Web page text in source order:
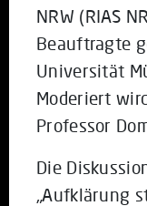
NRW (RIAS
Beauftragte
Universität
Moderiert
Professor
Die
„Aufklärung